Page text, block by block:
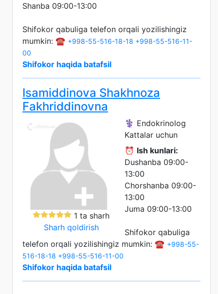
Shanba 09:00-13:00
Shifokor qabuliga telefon orqali yozilishingiz
mumkin: ☎️ +998-55-516-18-18 +998-55-516-11-
00
Shifokor haqida batafsil
Isamiddinova Shakhnoza
Fakhriddinovna
1 ta sharh
Sharh qoldirish
⚕️ Endokrinolog
Kattalar uchun
⏰ Ish kunlari:
Dushanba 09:00-
13:00
Chorshanba 09:00-
13:00
Juma 09:00-13:00
Shifokor qabuliga
telefon orqali yozilishingiz mumkin: ☎️ +998-55-
516-18-18 +998-55-516-11-00
Shifokor haqida batafsil